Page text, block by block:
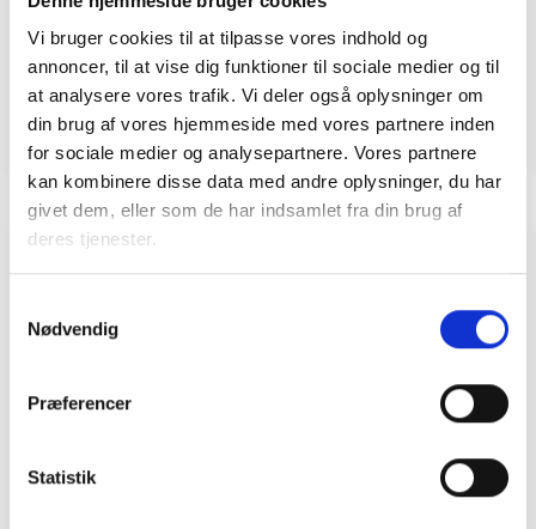
Vi bruger cookies til at tilpasse vores indhold og
annoncer, til at vise dig funktioner til sociale medier og til
at analysere vores trafik. Vi deler også oplysninger om
din brug af vores hjemmeside med vores partnere inden
for sociale medier og analysepartnere. Vores partnere
kan kombinere disse data med andre oplysninger, du har
givet dem, eller som de har indsamlet fra din brug af
deres tjenester.
Nødvendig
Præferencer
Statistik
Undervisere
Anni Pedersen, jurist i BL - Danmarks Almene
Boliger
Rasmus Vadskær, jurist i Lejerbo
Relaterede arrangementer
23. SEPTEMBER 2026
diligence og foreningsstrukturer (Aarhus)
BL og Poul Schmith inviterer jurister, projektledere
frokostmøde hos Poul Schmith i Aarhus, hvor vi har
fokus på den gode grundkøbsproces, due diligence